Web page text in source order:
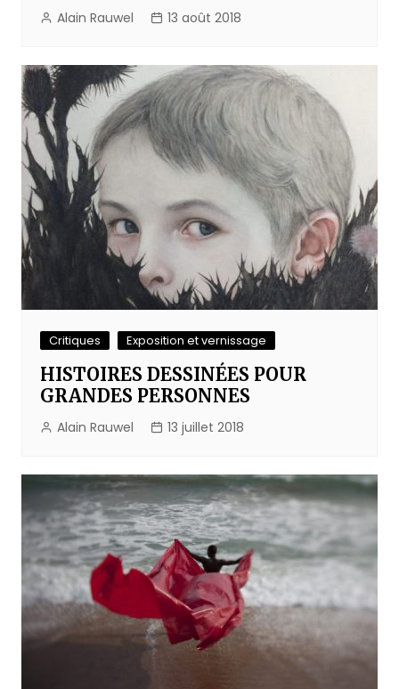
Alain Rauwel 13 août 2018
Critiques Exposition et vernissage
HISTOIRES DESSINÉES POUR
GRANDES PERSONNES
Alain Rauwel 13 juillet 2018